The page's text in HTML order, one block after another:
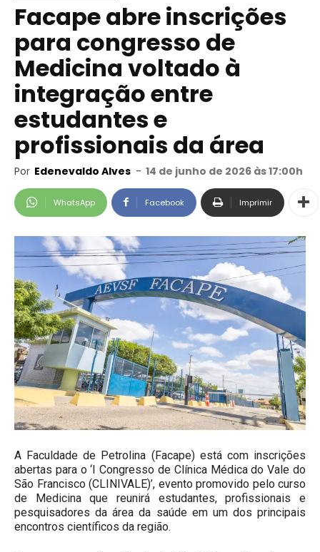
Facape abre inscrições
para congresso de
Medicina voltado à
integração entre
estudantes e
profissionais da área
Por Edenevaldo Alves - 14 de junho de 2026 às 17:00h
WhatsApp Facebook Imprimir
A Faculdade de Petrolina (Facape) está com inscrições
abertas para o ‘I Congresso de Clínica Médica do Vale do
São Francisco (CLINIVALE)’, evento promovido pelo curso
de Medicina que reunirá estudantes, profissionais e
pesquisadores da área da saúde em um dos principais
encontros científicos da região.